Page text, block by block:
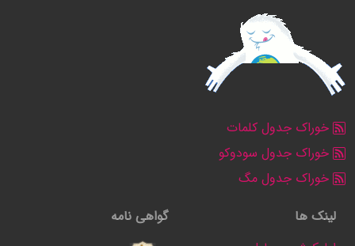
خوراک جدول کلمات
خوراک جدول سودوکو
خوراک جدول مگ
لینک ها
گواهی نامه